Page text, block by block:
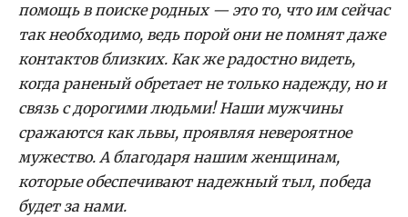
помощь в поиске родных — это то, что им сейчас
так необходимо, ведь порой они не помнят даже
контактов близких. Как же радостно видеть,
когда раненый обретает не только надежду, но и
связь с дорогими людьми! Наши мужчины
сражаются как львы, проявляя невероятное
мужество. А благодаря нашим женщинам,
которые обеспечивают надежный тыл, победа
будет за нами.